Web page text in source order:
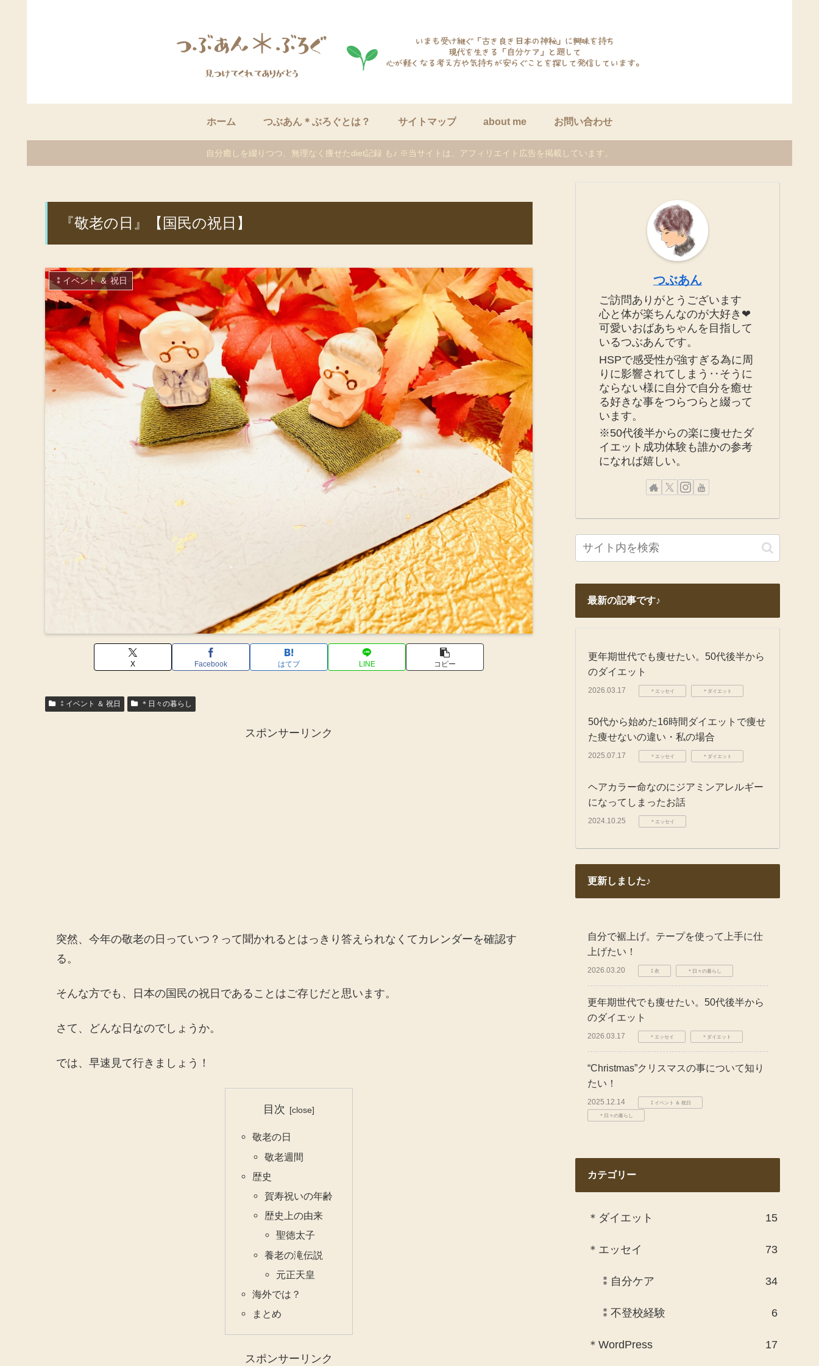
ホーム つぶあん＊ぶろぐとは？ サイトマップ about me お問い合わせ
自分癒しを綴りつつ、無理なく痩せたdiet記録 も♪ ※当サイトは、アフィリエイト広告を掲載しています。
『敬老の日』【国民の祝日】
⁑イベント ＆ 祝日
X Facebook はてブ LINE コピー
⁑イベント ＆ 祝日 ＊日々の暮らし
スポンサーリンク
突然、今年の敬老の日っていつ？って聞かれるとはっきり答えられなくてカレンダーを確認す
る。
そんな方でも、日本の国民の祝日であることはご存じだと思います。
さて、どんな日なのでしょうか。
では、早速見て行きましょう！
目次
敬老の日
敬老週間
歴史
賀寿祝いの年齢
歴史上の由来
聖徳太子
養老の滝伝説
元正天皇
海外では？
まとめ
スポンサーリンク
つぶあん
ご訪問ありがとうございます
心と体が楽ちんなのが大好き❤
可愛いおばあちゃんを目指して
いるつぶあんです。
HSPで感受性が強すぎる為に周
りに影響されてしまう‥そうに
ならない様に自分で自分を癒せ
る好きな事をつらつらと綴って
います。
※50代後半からの楽に痩せたダ
イエット成功体験も誰かの参考
になれば嬉しい。
最新の記事です♪
更年期世代でも痩せたい。50代後半から
のダイエット
2026.03.17 ＊エッセイ ＊ダイエット
50代から始めた16時間ダイエットで痩せ
た痩せないの違い・私の場合
2025.07.17 ＊エッセイ ＊ダイエット
ヘアカラー命なのにジアミンアレルギー
になってしまったお話
2024.10.25 ＊エッセイ
更新しました♪
自分で裾上げ。テープを使って上手に仕
上げたい！
2026.03.20 ⁑衣 ＊日々の暮らし
更年期世代でも痩せたい。50代後半から
のダイエット
2026.03.17 ＊エッセイ ＊ダイエット
“Christmas”クリスマスの事について知り
たい！
2025.12.14 ⁑イベント ＆ 祝日
＊日々の暮らし
カテゴリー
＊ダイエット 15
＊エッセイ 73
⁑自分ケア 34
⁑不登校経験 6
＊WordPress 17